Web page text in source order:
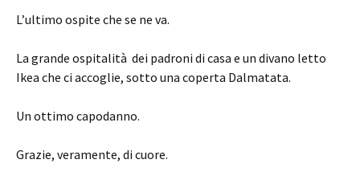
L’ultimo ospite che se ne va.
La grande ospitalità dei padroni di casa e un divano letto
Ikea che ci accoglie, sotto una coperta Dalmatata.
Un ottimo capodanno.
Grazie, veramente, di cuore.